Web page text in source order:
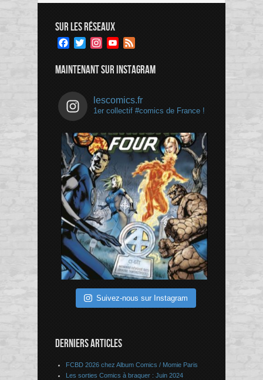
SUR LES RÉSEAUX
Facebook
TwitterInstagramYouTube
MAINTENANT SUR INSTAGRAM
lescomics.fr
1er collectif #comics de France !
Suivez-nous sur Instagram
DERNIERS ARTICLES
FCBD 2026 chez Album Comics / Momie Paris
Les sorties Comics à braquer : Juin 2024